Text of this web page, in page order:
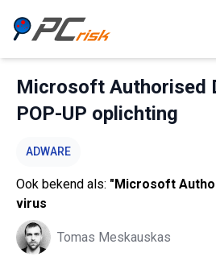
Microsoft Authorised
POP-UP oplichting
ADWARE
Ook bekend als: "Microsoft
virus
Tomas Meskauskas